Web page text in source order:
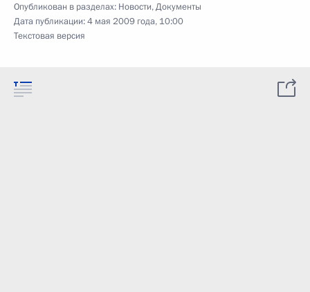
Опубликован в разделах: Новости,Документы
Дата публикации:4 мая 2009 года, 10:00
Текстовая версия